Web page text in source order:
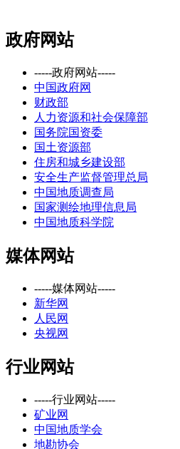
政府网站
-----政府网站-----
中国政府网
财政部
人力资源和社会保障部
国务院国资委
国土资源部
住房和城乡建设部
安全生产监督管理总局
中国地质调查局
国家测绘地理信息局
中国地质科学院
媒体网站
-----媒体网站-----
新华网
人民网
央视网
行业网站
-----行业网站-----
矿业网
中国地质学会
地勘协会